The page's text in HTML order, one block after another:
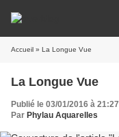
Accueil » La Longue Vue
La Longue Vue
Publié le 03/01/2016 à 21:27
Par Phylau Aquarelles